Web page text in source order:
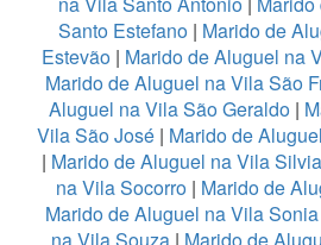
Santo Estefano| Marido de
Estevão | Marido de Aluguel na
Marido de Aluguel na Vila São
Aluguel na Vila São Geraldo|
Vila São José| Marido de
| Marido de Aluguel na Vila Silvia
na Vila Socorro| Marido de
Marido de Aluguel na Vila Sonia